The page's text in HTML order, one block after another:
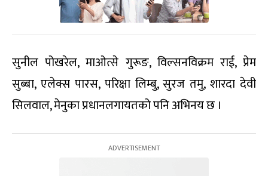
सुनील पोखरेल, माओत्से गुरूङ, विल्सनविक्रम राई, प्रेम
सुब्बा, एलेक्स पारस, परिक्षा लिम्बु, सुरज तमु, शारदा देवी
सिलवाल, मेनुका प्रधानलगायतको पनि अभिनय छ ।